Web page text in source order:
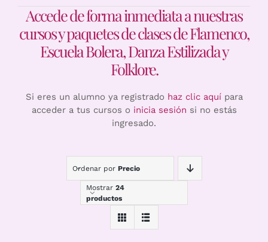
Accede de forma inmediata a nuestras
cursos y paquetes de clases de Flamenco,
Escuela Bolera, Danza Estilizada y
Folklore.
Si eres un alumno ya registrado haz clic aquípara
acceder a tus cursos o inicia sesión si no estás
ingresado.
Ordenar por Precio
Mostrar 24
productos